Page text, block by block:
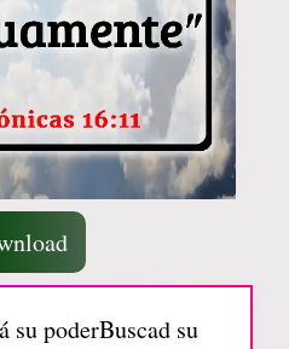
su poderBuscad su